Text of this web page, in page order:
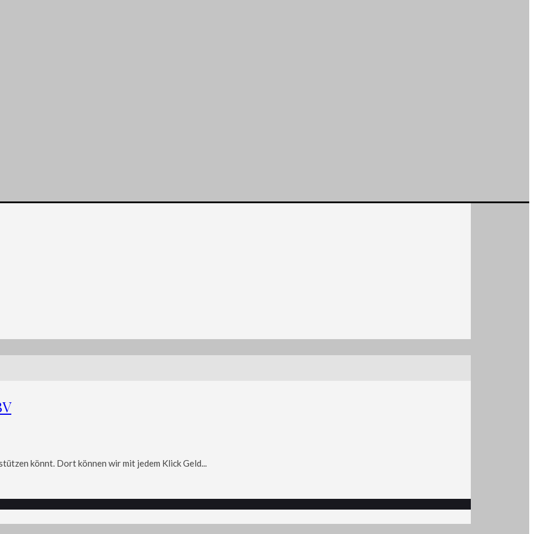
könnt. Dort können wir mit jedem Klick Geld...